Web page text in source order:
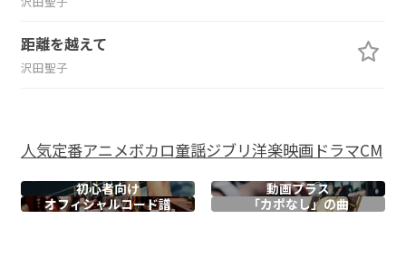
距離を越えて
沢田聖子
人気定番アニメボカロ童謡ジブリ洋楽映画ドラマCM
初心者向け
動画プラス
オフィシャルコード譜 「カポなし」の曲